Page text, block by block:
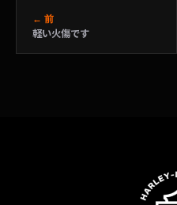
← 前
軽い火傷です